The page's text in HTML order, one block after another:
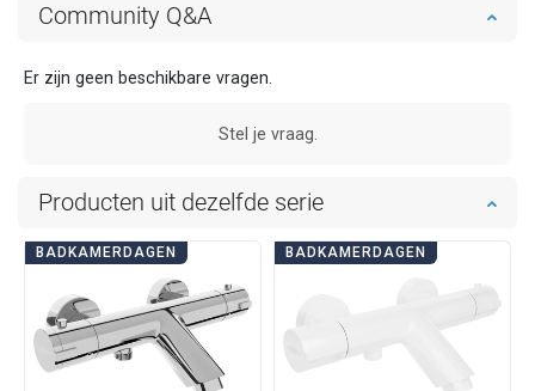
Community Q&A
Er zijn geen beschikbare vragen.
Stel je vraag.
Producten uit dezelfde serie
BADKAMERDAGEN BADKAMERDAGEN